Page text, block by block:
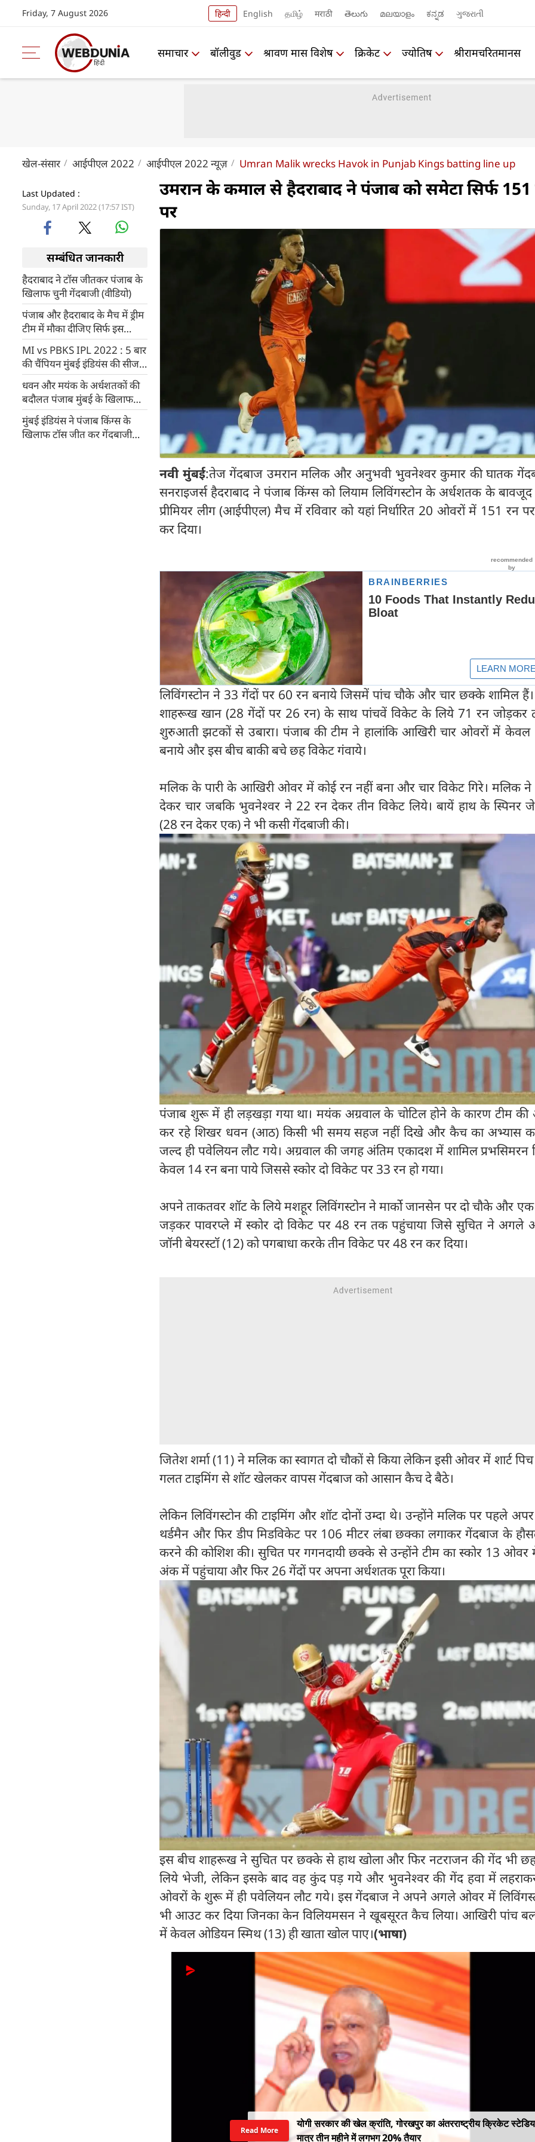
Friday, 7 August 2026 हिन्दी English தமிழ் मराठी తెలుగు മലയാളം ಕನ್ನಡ ગુજરાતી
समाचार बॉलीवुड श्रावण मास विशेष क्रिकेट ज्योतिष श्रीरामचरितमानस
खेल-संसार आईपीएल 2022 आईपीएल 2022 न्यूज़ Umran Malik wrecks Havok in Punjab Kings batting line up
Last Updated :
Sunday, 17 April 2022 (17:57 IST)
सम्बंधित जानकारी
हैदराबाद ने टॉस जीतकर पंजाब के
खिलाफ चुनी गेंदबाजी (वीडियो)
पंजाब और हैदराबाद के मैच में ड्रीम
टीम में मौका दीजिए सिर्फ इस
कप्तान को
MI vs PBKS IPL 2022 : 5 बार
की चैंपियन मुंबई इंडियंस की सीजन
में लगातार 5वीं हार, पंजाब किंग्स ने
12 रनों से हराया
धवन और मयंक के अर्धशतकों की
बदौलत पंजाब मुंबई के खिलाफ
पहुंचा 198 रनों तक
मुंबई इंडियंस ने पंजाब किंग्स के
खिलाफ टॉस जीत कर गेंदबाजी
उमरान के कमाल से हैदराबाद ने पंजाब को समेटा सिर्फ 151
पर
नवी मुंबई:तेज गेंदबाज उमरान मलिक और अनुभवी भुवनेश्वर कुमार की घातक
सनराइजर्स हैदराबाद ने पंजाब किंग्स को लियाम लिविंगस्टोन के अर्धशतक के बावजूद
प्रीमियर लीग (आईपीएल) मैच में रविवार को यहां निर्धारित 20 ओवरों में 151 रन
कर दिया।
लिविंगस्टोन ने 33 गेंदों पर 60 रन बनाये जिसमें पांच चौके और चार छक्के शामिल हैं।
शाहरूख खान (28 गेंदों पर 26 रन) के साथ पांचवें विकेट के लिये 71 रन जोड़कर
शुरुआती झटकों से उबारा। पंजाब की टीम ने हालांकि आखिरी चार ओवरों में केवल
बनाये और इस बीच बाकी बचे छह विकेट गंवाये।
मलिक के पारी के आखिरी ओवर में कोई रन नहीं बना और चार विकेट गिरे। मलिक
देकर चार जबकि भुवनेश्वर ने 22 रन देकर तीन विकेट लिये। बायें हाथ के स्पिनर
(28 रन देकर एक) ने भी कसी गेंदबाजी की।
पंजाब शुरू में ही लड़खड़ा गया था। मयंक अग्रवाल के चोटिल होने के कारण टीम की
कर रहे शिखर धवन (आठ) किसी भी समय सहज नहीं दिखे और कैच का अभ्यास
जल्द ही पवेलियन लौट गये। अग्रवाल की जगह अंतिम एकादश में शामिल प्रभसिमरन
केवल 14 रन बना पाये जिससे स्कोर दो विकेट पर 33 रन हो गया।
अपने ताकतवर शॉट के लिये मशहूर लिविंगस्टोन ने मार्को जानसेन पर दो चौके और
जड़कर पावरप्ले में स्कोर दो विकेट पर 48 रन तक पहुंचाया जिसे सुचित ने अगले
जॉनी बेयरस्टॉ (12) को पगबाधा करके तीन विकेट पर 48 रन कर दिया।
जितेश शर्मा (11) ने मलिक का स्वागत दो चौकों से किया लेकिन इसी ओवर में शार्ट
गलत टाइमिंग से शॉट खेलकर वापस गेंदबाज को आसान कैच दे बैठे।
लेकिन लिविंगस्टोन की टाइमिंग और शॉट दोनों उम्दा थे। उन्होंने मलिक पर पहले
थर्डमैन और फिर डीप मिडविकेट पर 106 मीटर लंबा छक्का लगाकर गेंदबाज के
करने की कोशिश की। सुचित पर गगनदायी छक्के से उन्होंने टीम का स्कोर 13 ओवर
अंक में पहुंचाया और फिर 26 गेंदों पर अपना अर्धशतक पूरा किया।
इस बीच शाहरूख ने सुचित पर छक्के से हाथ खोला और फिर नटराजन की गेंद भी
लिये भेजी, लेकिन इसके बाद वह कुंद पड़ गये और भुवनेश्वर की गेंद हवा में
ओवरों के शुरू में ही पवेलियन लौट गये। इस गेंदबाज ने अपने अगले ओवर में
भी आउट कर दिया जिनका केन विलियमसन ने खूबसूरत कैच लिया। आखिरी पांच
में केवल ओडियन स्मिथ (13) ही खाता खोल पाए।(भाषा)
योगी सरकार की खेल क्रांति, गोरखपुर का अंतरराष्ट्रीय क्रिकेट
मात्र तीन महीने में लगभग 20% तैयार
Read More